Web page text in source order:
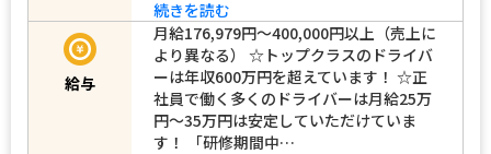
続きを読む
給与
月給176,979円～400,000円以上（売上に
より異なる） ☆トップクラスのドライバ
ーは年収600万円を超えています！ ☆正
社員で働く多くのドライバーは月給25万
円～35万円は安定していただけていま
す！ 「研修期間中…